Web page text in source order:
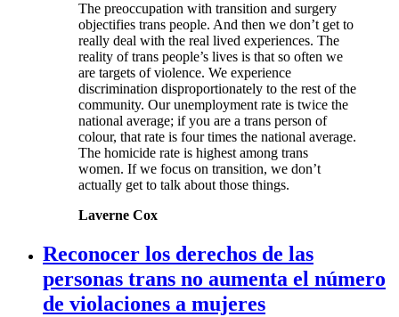
The preoccupation with transition and surgery
objectifies trans people. And then we don’t get to
really deal with the real lived experiences. The
reality of trans people’s lives is that so often we
are targets of violence. We experience
discrimination disproportionately to the rest of the
community. Our unemployment rate is twice the
national average; if you are a trans person of
colour, that rate is four times the national average.
The homicide rate is highest among trans
women. If we focus on transition, we don’t
actually get to talk about those things.
Laverne Cox
Reconocer los derechos de las
personas trans no aumenta el número
de violaciones a mujeres